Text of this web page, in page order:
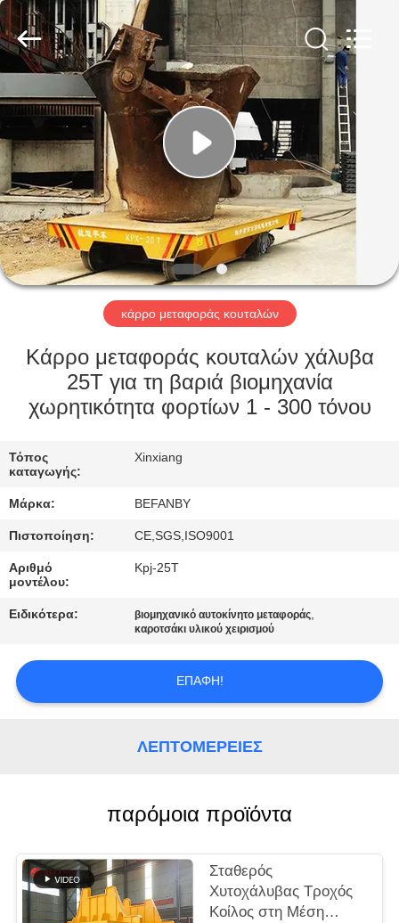
ΣΠΊΤΙ
ΠΡΟΪΌΝΤΑ
ΠΕΡΊΠΟΥ
ΕΜΕΊΣ
ΓΎΡΟΣ
ΕΡΓΟΣΤΑΣΊΩΝ
ΠΟΙΟΤΙΚΌΣ
ΈΛΕΓΧΟΣ
ΜΑΣ
ΕΛΆΤΕ
ΕΠΑΦΉ
ΜΕ
ΖΗΤΉΣΤΕ
ΑΠΌΣΠΑΣΜΑ
SITEMAP
PRIVACY
POLICY
Percent
Electrical
and
Mechanical
Co.,Ltd.
Rights
κάρρο μεταφοράς κουταλών
Κάρρο μεταφοράς κουταλών χάλυβα
25T για τη βαριά βιομηχανία
χωρητικότητα φορτίων 1 - 300 τόνου
Τόπος
καταγωγής:
Xinxiang
Μάρκα: BEFANBY
Πιστοποίηση: CE,SGS,ISO9001
Αριθμό
μοντέλου:
Kpj-25T
Ειδικότερα: βιομηχανικό αυτοκίνητο μεταφοράς,
καροτσάκι υλικού χειρισμού
ΕΠΑΦΉ!
ΛΕΠΤΟΜΈΡΕΙΕΣ
παρόμοια προϊόντα
Σταθερός
Χυτοχάλυβας Τροχός
Κοίλος στη Μέση